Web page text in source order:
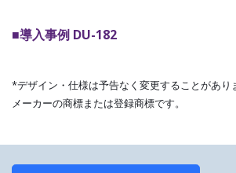
■導入事例 DU-182
*デザイン・仕様は予告なく変更することがあり
メーカーの商標または登録商標です。